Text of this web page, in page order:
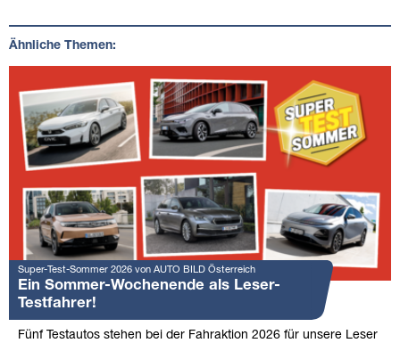
Ähnliche Themen:
Super-Test-Sommer 2026 von AUTO BILD Österreich
Ein Sommer-Wochenende als Leser-
Testfahrer!
Fünf Testautos stehen bei der Fahraktion 2026 für unsere Leser